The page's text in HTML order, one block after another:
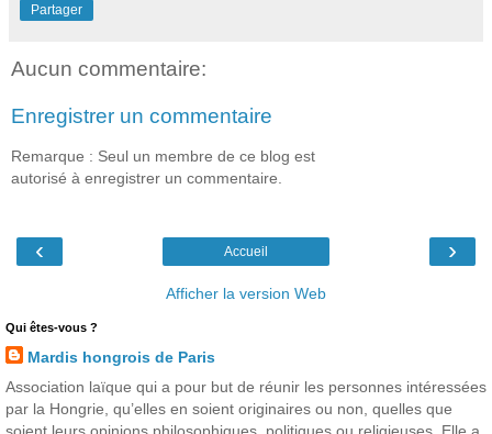
Partager
Aucun commentaire:
Enregistrer un commentaire
Remarque : Seul un membre de ce blog est
autorisé à enregistrer un commentaire.
‹ ›
Accueil
Afficher la version Web
Qui êtes-vous ?
Mardis hongrois de Paris
Association laïque qui a pour but de réunir les personnes intéressées
par la Hongrie, qu’elles en soient originaires ou non, quelles que